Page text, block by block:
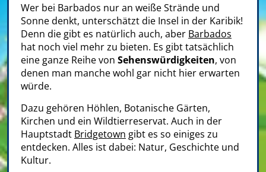
Wer bei Barbados nur an weiße Strände und
Sonne denkt, unterschätzt die Insel in der Karibik!
Denn die gibt es natürlich auch, aber Barbados
hat noch viel mehr zu bieten. Es gibt tatsächlich
eine ganze Reihe von Sehenswürdigkeiten, von
denen man manche wohl gar nicht hier erwarten
würde.
Dazu gehören Höhlen, Botanische Gärten,
Kirchen und ein Wildtierreservat. Auch in der
Hauptstadt Bridgetown gibt es so einiges zu
entdecken. Alles ist dabei: Natur, Geschichte und
Kultur.